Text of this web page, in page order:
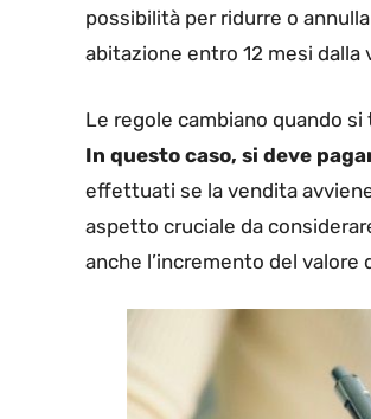
possibilità per ridurre o
abitazione entro 12 mesi dalla
Le regole cambiano quando
In questo caso, si deve
effettuati se la vendita
aspetto cruciale da
anche l’incremento del valore